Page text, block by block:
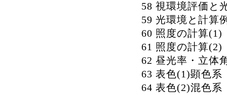
58 視環境評価と
59 光環境と計算
60 照度の計算(1)
61 照度の計算(2)
62 昼光率・立体
63 表色(1)顕色系
64 表色(2)混色系